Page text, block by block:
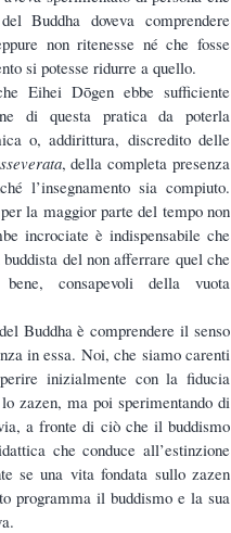
Buddha doveva comprendere
non ritenesse né che fosse
si potesse ridurre a quello.
Eihei Dōgen ebbe sufficiente
di questa pratica da poterla
o, addirittura, discredito delle
, della completa presenza
l’insegnamento sia compiuto.
la maggior parte del tempo non
incrociate è indispensabile che
del non afferrare quel che
consapevoli della vuota
Buddha è comprendere il senso
in essa. Noi, che siamo carenti
inizialmente con la fiducia
zazen, ma poi sperimentando di
a fronte di ciò che il buddismo
che conduce all’estinzione
se una vita fondata sullo zazen
programma il buddismo e la sua